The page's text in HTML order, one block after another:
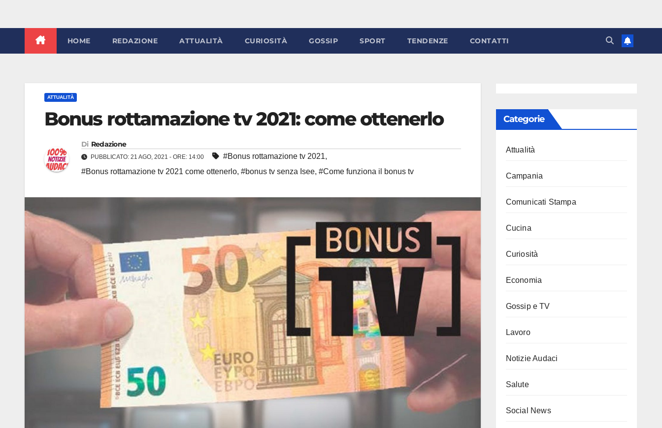
HOME REDAZIONE ATTUALITÀ CURIOSITÀ GOSSIP SPORT TENDENZE CONTATTI
ATTUALITÀ
Bonus rottamazione tv 2021: come ottenerlo
Di Redazione
PUBBLICATO: 21 AGO, 2021 - ORE: 14:00 #Bonus rottamazione tv 2021,
#Bonus rottamazione tv 2021 come ottenerlo, #bonus tv senza Isee, #Come funziona il bonus tv
Categorie
Attualità
Campania
Comunicati Stampa
Cucina
Curiosità
Economia
Gossip e TV
Lavoro
Notizie Audaci
Salute
Social News